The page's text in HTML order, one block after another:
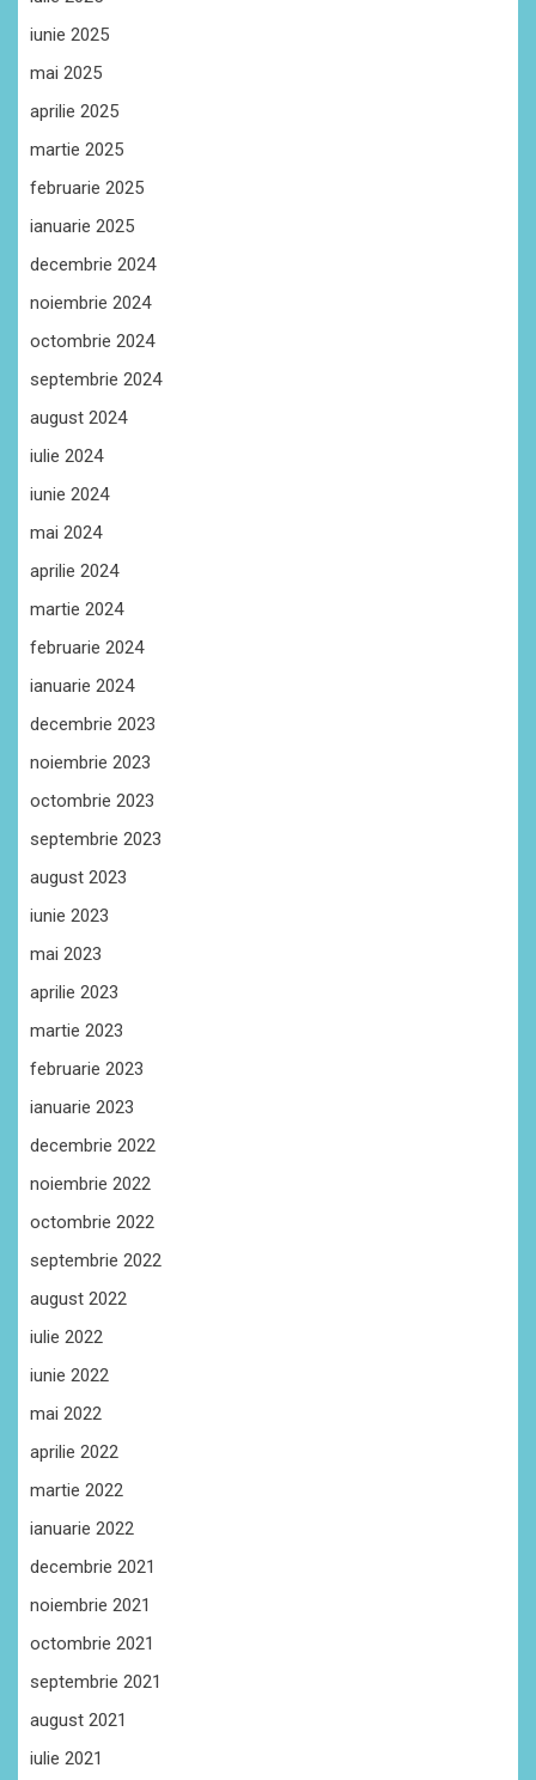
iunie 2025
mai 2025
aprilie 2025
martie 2025
februarie 2025
ianuarie 2025
decembrie 2024
noiembrie 2024
octombrie 2024
septembrie 2024
august 2024
iulie 2024
iunie 2024
mai 2024
aprilie 2024
martie 2024
februarie 2024
ianuarie 2024
decembrie 2023
noiembrie 2023
octombrie 2023
septembrie 2023
august 2023
iunie 2023
mai 2023
aprilie 2023
martie 2023
februarie 2023
ianuarie 2023
decembrie 2022
noiembrie 2022
octombrie 2022
septembrie 2022
august 2022
iulie 2022
iunie 2022
mai 2022
aprilie 2022
martie 2022
ianuarie 2022
decembrie 2021
noiembrie 2021
octombrie 2021
septembrie 2021
august 2021
iulie 2021